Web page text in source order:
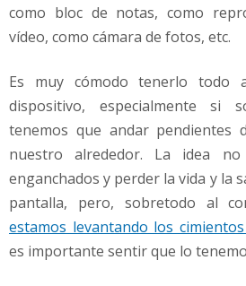
como bloc de notas, como
vídeo, como cámara de fotos, etc.
Es muy cómodo tenerlo
dispositivo, especialmente si
tenemos que andar pendientes
nuestro alrededor. La idea
enganchados y perder la vida y la
pantalla, pero, sobretodo al
estamos levantando los
es importante sentir que lo